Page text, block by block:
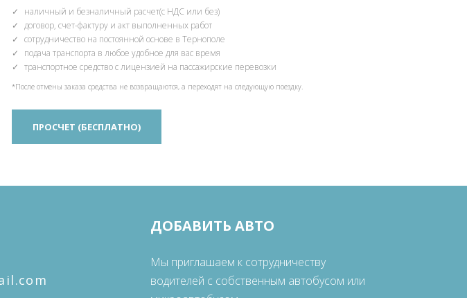
наличный и безналичный расчет(с НДС или без)
договор, счет-фактуру и акт выполненных работ
сотрудничество на постоянной основе в Тернополе
подача транспорта в любое удобное для вас время
транспортное средство с лицензией на пассажирские перевозки
*После отмены заказа средства не возвращаются, а переходят на следующую поездку.
ПРОСЧЕТ (БЕСПЛАТНО)
ДОБАВИТЬ АВТО
Мы приглашаем к сотрудничеству
водителей с собственным автобусом или